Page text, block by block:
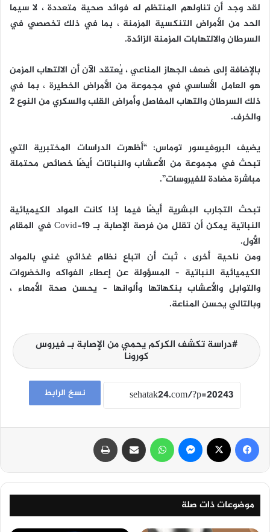
لقد وجد أن تناولهم المنتظم له فوائد صحية متعددة ، لا سيما
الحد من الأمراض التنكسية المزمنة ، بما في ذلك تخصصي في
السرطان والالتهابات المزمنة الزائدة.
بالإضافة إلى ضعف الجهاز المناعي ، يُعتقد الآن أن الالتهاب المزمن
هو العامل الأساسي في مجموعة من الأمراض الخطيرة ، بما في
ذلك السرطان والتهاب المفاصل وأمراض القلب والسكري من النوع 2
والخرف.
يضيف البروفيسور توماس: “أظهرت الدراسات المختبرية التي
تبحث في مجموعة من الأعشاب والنباتات أيضًا خصائص محتملة
مباشرة مضادة للفيروسات”.
تبحث التجارب البشرية أيضًا فيما إذا كانت المواد الكيميائية
النباتية يمكن أن تقلل من فرصة الإصابة بـ Covid-19 في المقام
الأول.
ومن ناحية أخرى ، ثبت أن اتباع نظام غذائي غني بالمواد
الكيميائية النباتية – المسؤولة عن إعطاء الفواكه والخضروات
والتوابل والأعشاب بنكهاتها وألوانها – يحسن صحة الأمعاء ،
وبالتالي يحسن المناعة.
دراسة تكشف الكركم يحمي من الإصابة بـ فيروس
كورونا
نسخ الرابط
فيسبوك ماسنجر واتساب مشاركة عبر البريد
موضوعات ذات صلة